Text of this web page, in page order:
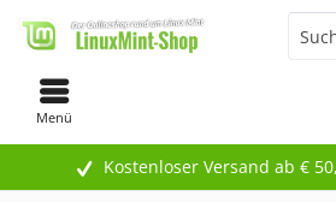
Kostenloser Versand ab €
Menü